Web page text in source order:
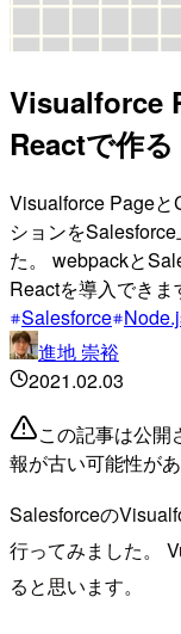
Visualforce
Reactで作る
Visualforce Page
ションを
た。 webpackと
Reactを導入できま
Salesforce
進地 崇裕
2021.02.03
この記事は公開
報が古い可能性が
Salesforceの
行ってみました。
ると思います。